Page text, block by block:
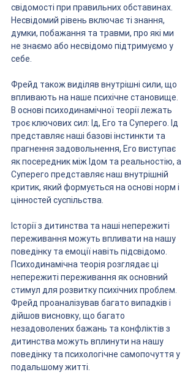
свідомості при правильних обставинах.
Несвідомий рівень включає ті знання,
думки, побажання та травми, про які ми
не знаємо або несвідомо підтримуємо у
себе.
Фрейд також виділяв внутрішні сили, що
впливають на наше психічне становище.
В основі психодинамічної теорії лежать
троє ключових сил: Ід, Его та Суперего. Ід
представляє наші базові інстинкти та
прагнення задовольнення, Его виступає
як посередник між Ідом та реальностію, а
Суперего представляє наш внутрішній
критик, який формується на основі норм і
цінностей суспільства.
Історії з дитинства та наші непережиті
переживання можуть впливати на нашу
поведінку та емоції навіть підсвідомо.
Психодинамічна теорія розглядає ці
непережиті переживання як основний
стимул для розвитку психічних проблем.
Фрейд проаналізував багато випадків і
дійшов висновку, що багато
незадоволених бажань та конфліктів з
дитинства можуть вплинути на нашу
поведінку та психологічне самопочуття у
подальшому житті.